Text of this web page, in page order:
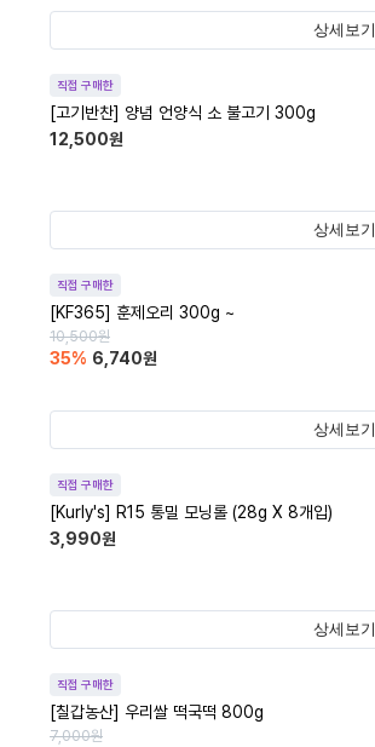
상세보기
직접 구매한
[고기반찬] 양념 언양식 소 불고기 300g
12,500원
상세보기
직접 구매한
[KF365] 훈제오리 300g ~
10,500원
35% 6,740원
상세보기
직접 구매한
[Kurly's] R15 통밀 모닝롤 (28g X 8개입)
3,990원
상세보기
직접 구매한
[칠갑농산] 우리쌀 떡국떡 800g
7,000원